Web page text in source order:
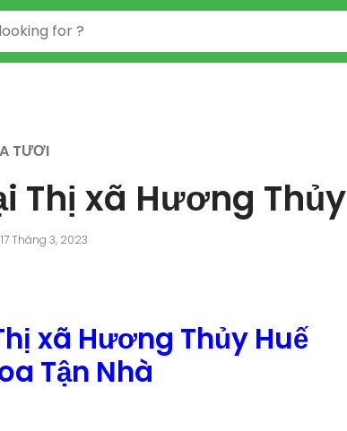
TƯƠI
Thị xã Hương Thủy
17 Tháng 3, 2023
xã Hương Thủy Huế
Tận Nhà